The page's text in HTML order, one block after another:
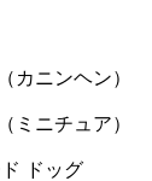
カニンヘン）
ミニチュア）
ドッグ